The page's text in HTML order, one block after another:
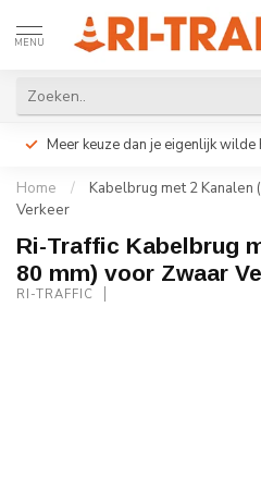
MENU
Meer keuze dan je eigenlijk wilde
Home /
Kabelbrug met 2 Kanalen
Verkeer
Ri-Traffic Kabelbrug
80 mm) voor Zwaar
RI-TRAFFIC